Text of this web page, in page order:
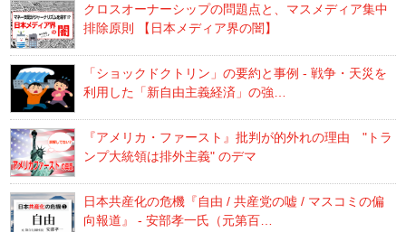
クロスオーナーシップの問題点と、マスメディア集中
排除原則 【日本メディア界の闇】
「ショックドクトリン」の要約と事例 - 戦争・天災を
利用した「新自由主義経済」の強…
『アメリカ・ファースト』批判が的外れの理由 "トラ
ンプ大統領は排外主義" のデマ
日本共産化の危機『自由 / 共産党の嘘 / マスコミの偏
向報道』 - 安部孝一氏（元第百…